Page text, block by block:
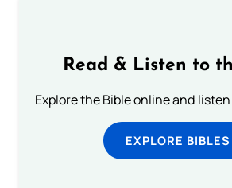
Read & Listen to
Explore the Bible online and
EXPLORE BIBLES